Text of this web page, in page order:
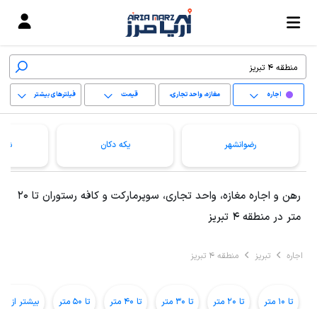
اجاره مغازه، واحد تجاری،
سوپرمارکت و کافه
قیمت فیلترهای بیشتر
پاک کردن محدوده
رضوانشهر یکه دکان
رهن و اجاره مغازه، واحد تجاری، سوپرمارکت و کافه رستوران تا 20
متر در منطقه 4 تبریز
اجاره تبریز منطقه 4 تبریز
تا 10 متر تا 20 متر تا 30 متر تا 40 متر تا 50 متر بیشتر از 50 متر